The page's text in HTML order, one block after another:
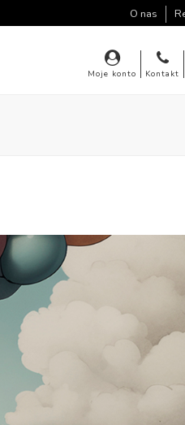
O nas
Moje konto Kontakt